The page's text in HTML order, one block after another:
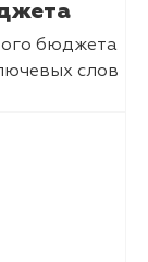
бюджета
слов